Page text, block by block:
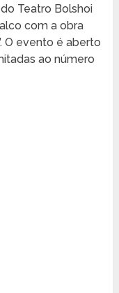
Teatro Bolshoi
com a obra
O evento é aberto
ao número